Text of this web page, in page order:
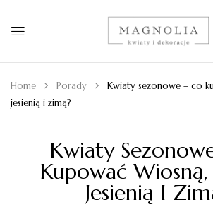
Home Porady
Kwiaty sezonowe – co
jesienią i zimą?
Kwiaty
Kupować Wiosną,
Jesienią I